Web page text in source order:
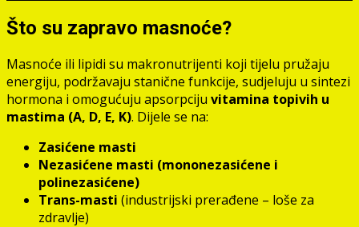
Što su zapravo masnoće?
Masnoće ili lipidi su makronutrijenti koji tijelu pružaju
energiju, podržavaju stanične funkcije, sudjeluju u sintezi
hormona i omogućuju apsorpciju vitamina topivih u
mastima (A, D, E, K). Dijele se na:
Zasićene masti
Nezasićene masti (mononezasićene i
polinezasićene)
Trans-masti (industrijski prerađene – loše za
zdravlje)